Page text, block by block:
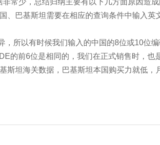
常少，总结归纳主要有以下几方面原因造成
、巴基斯坦需要在相应的查询条件中输入
所以有时候我们输入的中国的8位或10位
的前6位是相同的，我们在正式销售时，也
斯坦海关数据，巴基斯坦本国购买力就低